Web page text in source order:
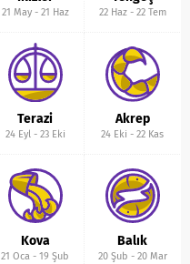
21 May- 21 Haz 22 Haz- 22 Tem
Terazi
24 Eyl- 23 Eki
Akrep
24 Eki -22 Kas
Kova
21 Oca -19 Şub
Balık
20 Şub - 20 Mar